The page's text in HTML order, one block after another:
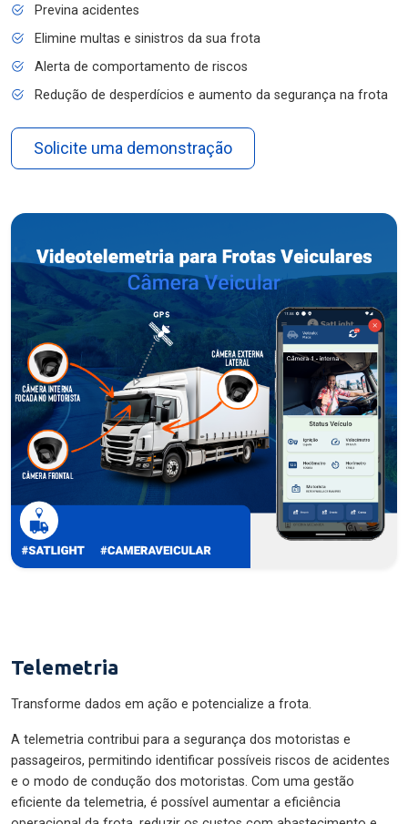
Previna acidentes
Elimine multas e sinistros da sua frota
Alerta de comportamento de riscos
Redução de desperdícios e aumento da segurança na frota
Solicite uma demonstração
Telemetria
Transforme dados em ação e potencialize a frota.
A telemetria contribui para a segurança dos motoristas e
passageiros, permitindo identificar possíveis riscos de acidentes
e o modo de condução dos motoristas. Com uma gestão
eficiente da telemetria, é possível aumentar a eficiência